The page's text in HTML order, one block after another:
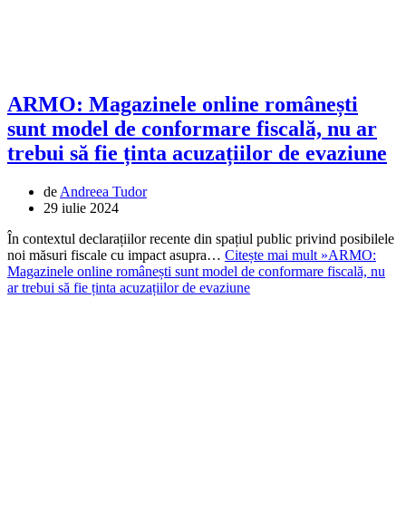
ARMO: Magazinele online românești
sunt model de conformare fiscală, nu ar
trebui să fie ținta acuzațiilor de evaziune
de Andreea Tudor
29 iulie 2024
În contextul declarațiilor recente din spațiul public privind posibilele
noi măsuri fiscale cu impact asupra… Citește mai mult »ARMO:
Magazinele online românești sunt model de conformare fiscală, nu
ar trebui să fie ținta acuzațiilor de evaziune